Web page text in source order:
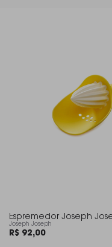
Espremedor Joseph
Joseph Joseph
R$ 92,00